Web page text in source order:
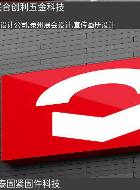
创利五金科技
计公司,泰州展会设计,宣传画册设计
固紧固件科技